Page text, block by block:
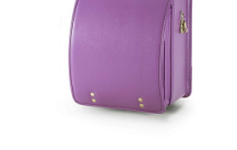
ライトブルー